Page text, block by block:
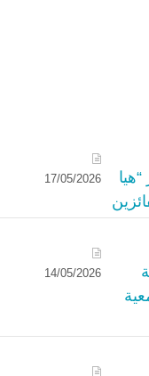
17/05/2026
14/05/2026